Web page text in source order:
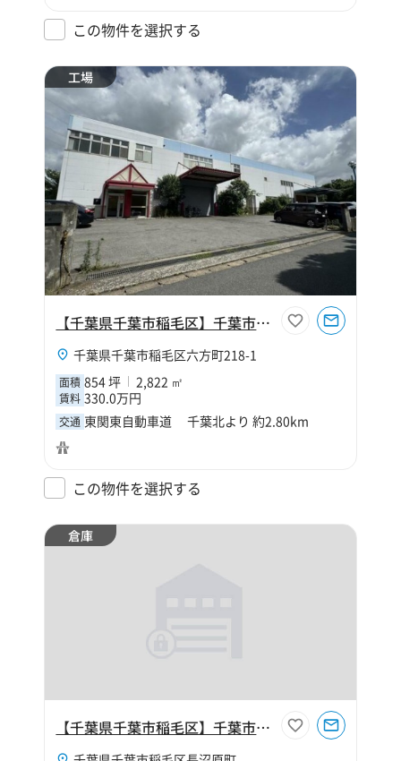
この物件を選択する
工場
【千葉県千葉市稲毛区】千葉市稲毛区六方町854坪工場
千葉県千葉市稲毛区六方町218-1
面積 854 坪 2,822 ㎡
賃料 330.0万円
交通 東関東自動車道 千葉北より 約2.80km
この物件を選択する
倉庫
【千葉県千葉市稲毛区】千葉市稲毛区長沼原町250坪冷凍冷蔵倉庫